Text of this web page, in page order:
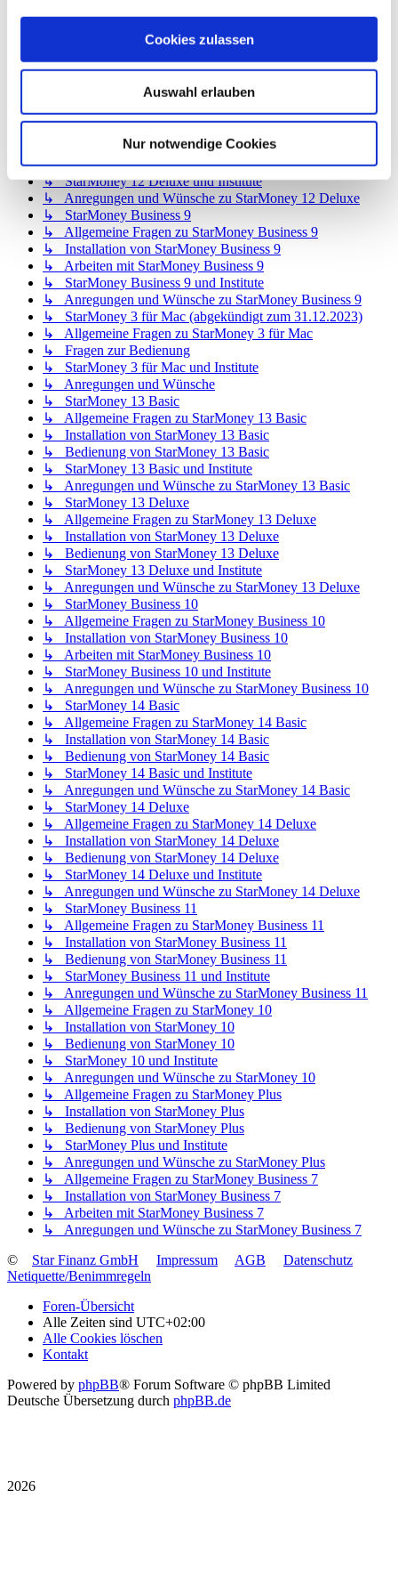
Cookies zulassen
Auswahl erlauben
Nur notwendige Cookies
↳ Installation von StarMoney 12 Basic
↳ Bedienung von StarMoney 12 Basic
↳ Anregungen und Wünsche zu StarMoney 12 Basic
↳ StarMoney 12 Deluxe
↳ Installation von StarMoney 12 Deluxe
↳ Bedienung von StarMoney 12 Deluxe
↳ StarMoney 12 Deluxe und Institute
↳ Anregungen und Wünsche zu StarMoney 12 Deluxe
↳ StarMoney Business 9
↳ Allgemeine Fragen zu StarMoney Business 9
↳ Installation von StarMoney Business 9
↳ Arbeiten mit StarMoney Business 9
↳ StarMoney Business 9 und Institute
↳ Anregungen und Wünsche zu StarMoney Business 9
↳ StarMoney 3 für Mac (abgekündigt zum 31.12.2023)
↳ Allgemeine Fragen zu StarMoney 3 für Mac
↳ Fragen zur Bedienung
↳ StarMoney 3 für Mac und Institute
↳ Anregungen und Wünsche
↳ StarMoney 13 Basic
↳ Allgemeine Fragen zu StarMoney 13 Basic
↳ Installation von StarMoney 13 Basic
↳ Bedienung von StarMoney 13 Basic
↳ StarMoney 13 Basic und Institute
↳ Anregungen und Wünsche zu StarMoney 13 Basic
↳ StarMoney 13 Deluxe
↳ Allgemeine Fragen zu StarMoney 13 Deluxe
↳ Installation von StarMoney 13 Deluxe
↳ Bedienung von StarMoney 13 Deluxe
↳ StarMoney 13 Deluxe und Institute
↳ Anregungen und Wünsche zu StarMoney 13 Deluxe
↳ StarMoney Business 10
↳ Allgemeine Fragen zu StarMoney Business 10
↳ Installation von StarMoney Business 10
↳ Arbeiten mit StarMoney Business 10
↳ StarMoney Business 10 und Institute
↳ Anregungen und Wünsche zu StarMoney Business 10
↳ StarMoney 14 Basic
↳ Allgemeine Fragen zu StarMoney 14 Basic
↳ Installation von StarMoney 14 Basic
↳ Bedienung von StarMoney 14 Basic
↳ StarMoney 14 Basic und Institute
↳ Anregungen und Wünsche zu StarMoney 14 Basic
↳ StarMoney 14 Deluxe
↳ Allgemeine Fragen zu StarMoney 14 Deluxe
↳ Installation von StarMoney 14 Deluxe
↳ Bedienung von StarMoney 14 Deluxe
↳ StarMoney 14 Deluxe und Institute
↳ Anregungen und Wünsche zu StarMoney 14 Deluxe
↳ StarMoney Business 11
↳ Allgemeine Fragen zu StarMoney Business 11
↳ Installation von StarMoney Business 11
↳ Bedienung von StarMoney Business 11
↳ StarMoney Business 11 und Institute
↳ Anregungen und Wünsche zu StarMoney Business 11
↳ Allgemeine Fragen zu StarMoney 10
↳ Installation von StarMoney 10
↳ Bedienung von StarMoney 10
↳ StarMoney 10 und Institute
↳ Anregungen und Wünsche zu StarMoney 10
↳ Allgemeine Fragen zu StarMoney Plus
↳ Installation von StarMoney Plus
↳ Bedienung von StarMoney Plus
↳ StarMoney Plus und Institute
↳ Anregungen und Wünsche zu StarMoney Plus
↳ Allgemeine Fragen zu StarMoney Business 7
↳ Installation von StarMoney Business 7
↳ Arbeiten mit StarMoney Business 7
↳ Anregungen und Wünsche zu StarMoney Business 7
©
Star Finanz GmbH Impressum AGB
Datenschutz
Netiquette/Benimmregeln
Foren-Übersicht
Alle Zeiten sind UTC+02:00
Alle Cookies löschen
Kontakt
Powered by phpBB® Forum Software © phpBB Limited
Deutsche Übersetzung durch phpBB.de
2026